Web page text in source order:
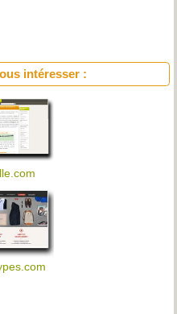
intéresser :